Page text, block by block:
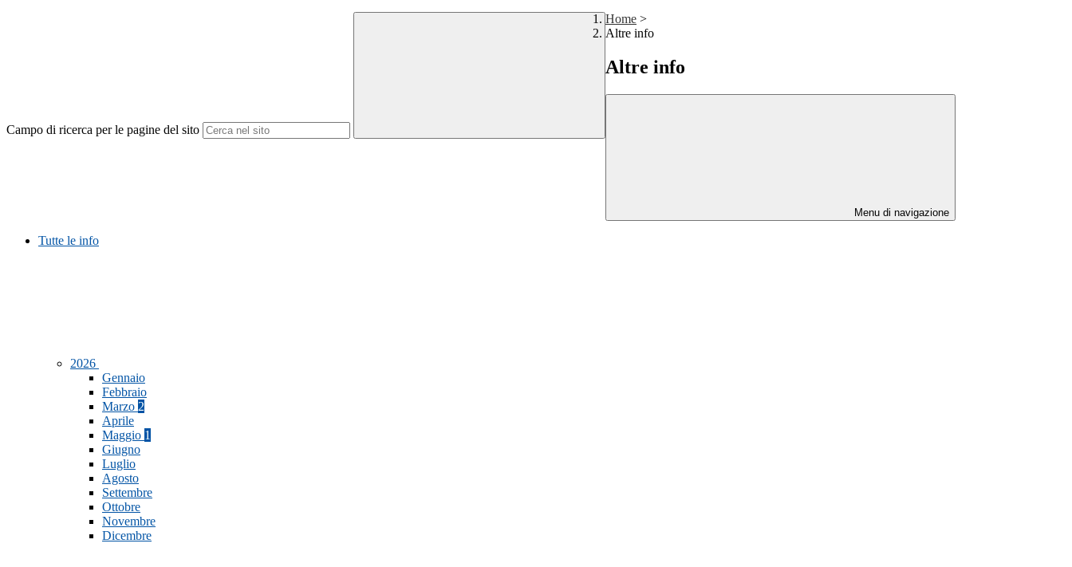
Campo di ricerca per le pagine del sito
Home >
Altre info
Altre info
Menu di navigazione
Tutte le info
2026
Gennaio
Febbraio
Marzo 2
Aprile
Maggio 1
Giugno
Luglio
Agosto
Settembre
Ottobre
Novembre
Dicembre